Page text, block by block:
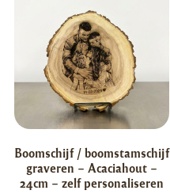
Boomschijf / boomstamschijf
graveren – Acaciahout –
24cm – zelf personaliseren